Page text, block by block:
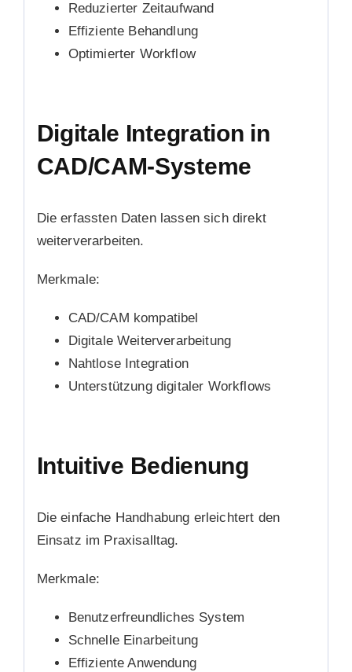
Reduzierter Zeitaufwand
Effiziente Behandlung
Optimierter Workflow
Digitale Integration in
CAD/CAM-Systeme
Die erfassten Daten lassen sich direkt
weiterverarbeiten.
Merkmale:
CAD/CAM kompatibel
Digitale Weiterverarbeitung
Nahtlose Integration
Unterstützung digitaler Workflows
Intuitive Bedienung
Die einfache Handhabung erleichtert den
Einsatz im Praxisalltag.
Merkmale:
Benutzerfreundliches System
Schnelle Einarbeitung
Effiziente Anwendung